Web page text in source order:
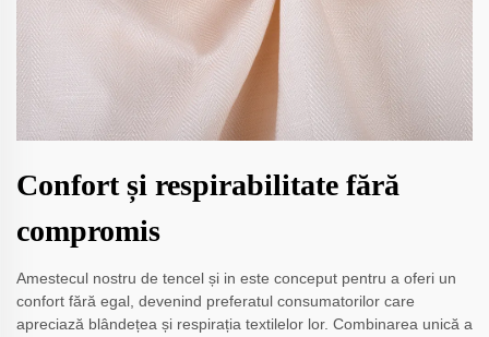
Confort și respirabilitate fără
compromis
Amestecul nostru de tencel și in este conceput pentru a oferi un
confort fără egal, devenind preferatul consumatorilor care
apreciază blândețea și respirația textilelor lor. Combinarea unică a